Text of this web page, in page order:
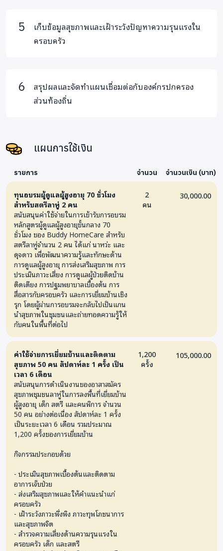
เก็บข้อมูลสุขภาพและเฝ้าระวังปัญหาความรุนแรงใน
ครอบครัว
สรุปผลและจัดทำแผนเชื่อมต่อกับองค์กรปกครอง
ส่วนท้องถิ่น
แผนการใช้เงิน
รายการ จำนวน จำนวนเงิน (บาท)
ทุนอบรมผู้ดูแลผู้สูงอายุ 70 ชั่วโมง
สำหรับสตรีลาหู่ 2 คน
สนับสนุนค่าใช้จ่ายในการเข้ารับการอบรม
หลักสูตรผู้ดูแลผู้สูงอายุขั้นกลาง 70
ชั่วโมง ของ Buddy HomeCare สำหรับ
สตรีลาหู่จำนวน 2 คน ได้แก่ นาหว่ะ และ
ดุจดาว เพื่อพัฒนาความรู้และทักษะด้าน
การดูแลผู้สูงอายุ การส่งเสริมสุขภาพ การ
ประเมินภาวะเสี่ยง การดูแลผู้ป่วยติดบ้าน
ติดเตียง การปฐมพยาบาลเบื้องต้น การ
สื่อสารกับครอบครัว และการเยี่ยมบ้านเชิง
รุก โดยผู้ผ่านการอบรมจะกลับไปเป็นแกน
นำสุขภาพในชุมชนและถ่ายทอดความรู้ให้
กับคนในพื้นที่ต่อไป
2
คน
30,000.00
ค่าใช้จ่ายการเยี่ยมบ้านและติดตาม
สุขภาพ 50 คน สัปดาห์ละ 1 ครั้ง เป็น
เวลา 6 เดือน
สนับสนุนการดำเนินงานของอาสาสมัคร
สุขภาพชุมชนลาหู่ในการลงพื้นที่เยี่ยมบ้าน
ผู้สูงอายุ เด็ก สตรี และคนพิการ จำนวน
50 คน อย่างต่อเนื่อง สัปดาห์ละ 1 ครั้ง
เป็นระยะเวลา 6 เดือน รวมประมาณ
1,200 ครั้งของการเยี่ยมบ้าน
กิจกรรมประกอบด้วย
- ประเมินสุขภาพเบื้องต้นและติดตาม
อาการเจ็บป่วย
- ส่งเสริมสุขภาพและให้คำแนะนำแก่
ครอบครัว
- เฝ้าระวังภาวะพึ่งพิง ภาวะทุพโภชนาการ
และสุขภาพจิต
- สำรวจความเสี่ยงด้านความรุนแรงใน
ครอบครัว เด็ก และสตรี
1,200
ครั้ง
105,000.00